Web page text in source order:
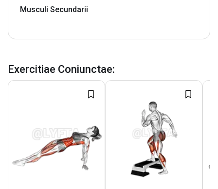
Musculi Secundarii
Exercitiae Coniunctae: